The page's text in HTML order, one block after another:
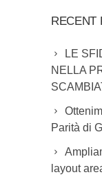
RECENT
LE
NELLA
Parità di
layout